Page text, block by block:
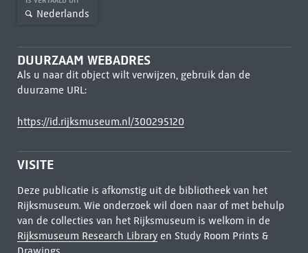
Nederlands
DUURZAAM WEBADRES
Als u naar dit object wilt verwijzen, gebruik dan de
duurzame URL:
https://id.rijksmuseum.nl/300295120
VISITE
Deze publicatie is afkomstig uit de bibliotheek van het
Rijksmuseum. Wie onderzoek wil doen naar of met behulp
van de collecties van het Rijksmuseum is welkom in de
Rijksmuseum Research Libraryen Study Room Prints &